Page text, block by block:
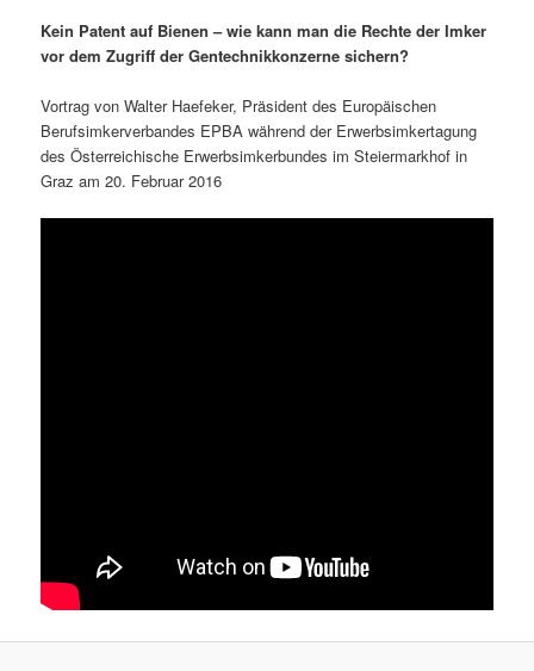
Kein Patent auf Bienen – wie kann man die Rechte der Imker
vor dem Zugriff der Gentechnikkonzerne sichern?
Vortrag von Walter Haefeker, Präsident des Europäischen
Berufsimkerverbandes EPBA während der Erwerbsimkertagung
des Österreichische Erwerbsimkerbundes im Steiermarkhof in
Graz am 20. Februar 2016